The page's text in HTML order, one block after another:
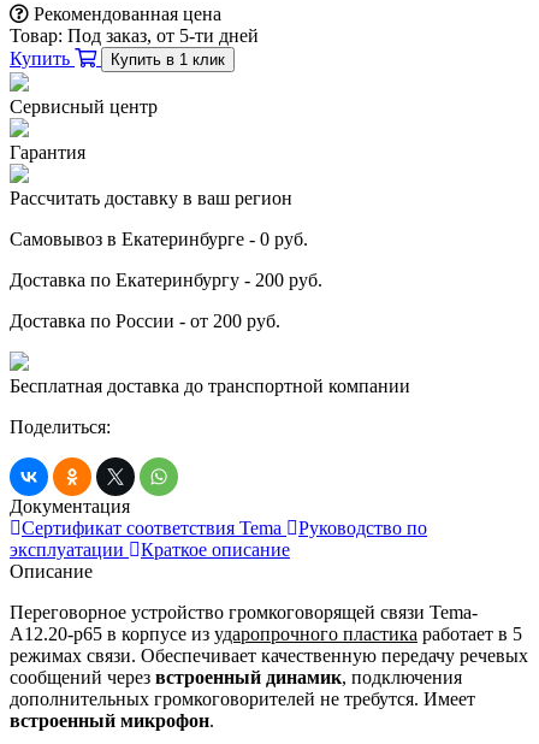
Рекомендованная цена
Товар: Под заказ, от 5-ти дней
Купить
Купить в 1 клик
Сервисный центр
Гарантия
Рассчитать доставку в ваш регион
Самовывоз в Екатеринбурге - 0 руб.
Доставка по Екатеринбургу - 200 руб.
Доставка по России - от 200 руб.
Бесплатная доставка до транспортной компании
Поделиться:
Документация
Сертификат соответствия Tema
Руководство по
эксплуатации
Краткое описание
Описание
Переговорное устройство громкоговорящей связи Tema-
A12.20-p65 в корпусе из ударопрочного пластика работает в 5
режимах связи. Обеспечивает качественную передачу речевых
сообщений через встроенный динамик, подключения
дополнительных громкоговорителей не требутся. Имеет
встроенный микрофон.